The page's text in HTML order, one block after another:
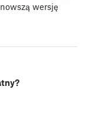
wersję